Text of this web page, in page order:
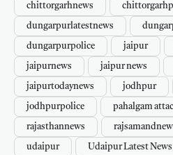
chittorgarhnews
dungarpurlatestnews
dungarpurpolice jaipur
jaipurnews jaipur news
jaipurtodaynews jodhpur
jodhpurpolice pahalgam
rajasthannews
udaipur Udaipur Latest News